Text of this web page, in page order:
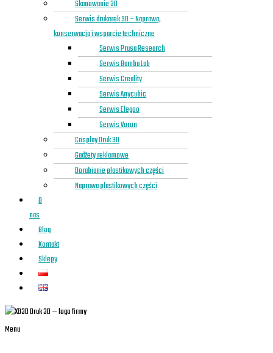
Skanowanie 3D
Serwis drukarek 3D – Naprawa,
konserwacja i wsparcie techniczne
Serwis Prusa Research
Serwis Bambu Lab
Serwis Creality
Serwis Anycubic
Serwis Elegoo
Serwis Voron
Cosplay Druk 3D
Gadżety reklamowe
Dorabianie plastikowych części
Naprawa plastikowych części
O
nas
Blog
Kontakt
Sklepy
Menu